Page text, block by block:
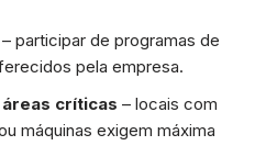
– participar de programas de
pela empresa.
críticas – locais com
máquinas exigem máxima